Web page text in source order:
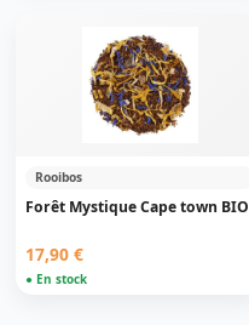
Rooibos
Forêt Mystique Cape town BIO
17,90 €
● En stock